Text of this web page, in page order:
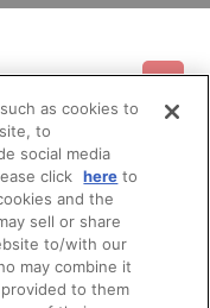
ーポリシー
as cookies to
to
social media
click here to
and the
sell or share
to/with our
may combine it
to them